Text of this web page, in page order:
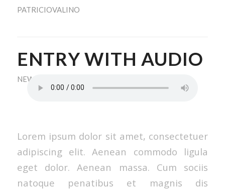
PATRICIOVALINO
ENTRY WITH AUDIO
NEWS
Lorem ipsum dolor sit amet, consectetuer
adipiscing elit. Aenean commodo ligula
eget dolor. Aenean massa. Cum sociis
natoque penatibus et magnis dis